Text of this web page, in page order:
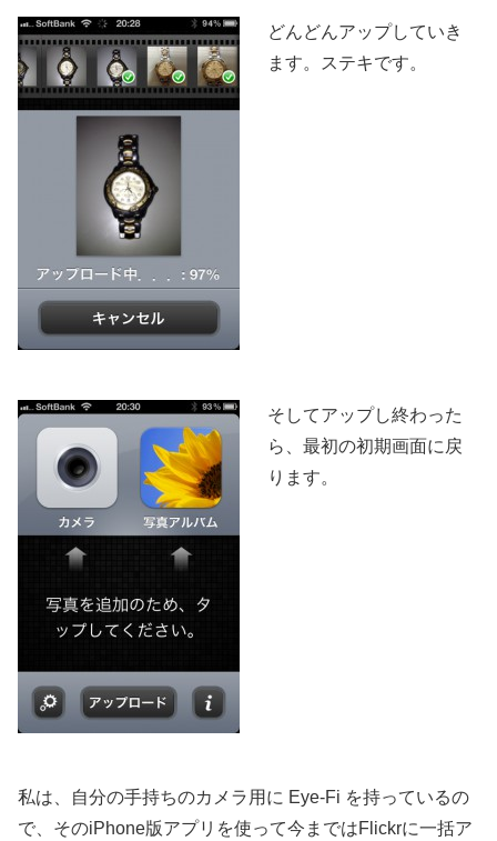
どんどんアップしていき
ます。ステキです。
そしてアップし終わった
ら、最初の初期画面に戻
ります。
私は、自分の手持ちのカメラ用に Eye-Fi を持っているの
で、そのiPhone版アプリを使って今まではFlickrに一括ア